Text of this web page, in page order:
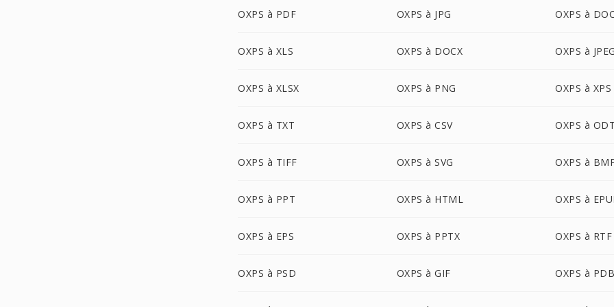
OXPS à PDF OXPS à JPG OXPS à DOC
OXPS à XLS OXPS à DOCX OXPS à JPEG
OXPS à XLSX OXPS à PNG OXPS à XPS
OXPS à TXT OXPS à CSV OXPS à ODT
OXPS à TIFF OXPS à SVG OXPS à
OXPS à PPT OXPS à HTML OXPS à
OXPS à EPS OXPS à PPTX OXPS à RTF
OXPS à PSD OXPS à GIF OXPS à PDB